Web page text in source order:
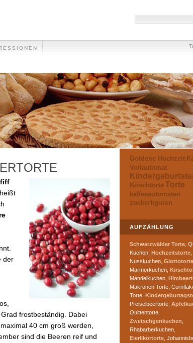
der
frostbeständig. Dabei
40 cm groß werden,
sind die Beeren reif und
Goldene Hochzeit
Vollautomat
Kirschtorte Torte
kaffeeautomaten
zuckerfiguren
AUFZÄHLUNG
Schwarzwälder Torte ,
Kuchen, Hochzeitstorte
Nusskuchen, Giottotorte
Marmorkuchen,
Mandelkuchen,
Makronen Torte,
Torte,
Preiselbeertorte,
Quittentorte,
Zwetschgenkuchen
Rhabarberkuchen,
Eierlikörtorte ,